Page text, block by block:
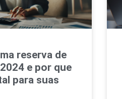
reserva de
e por que
para suas